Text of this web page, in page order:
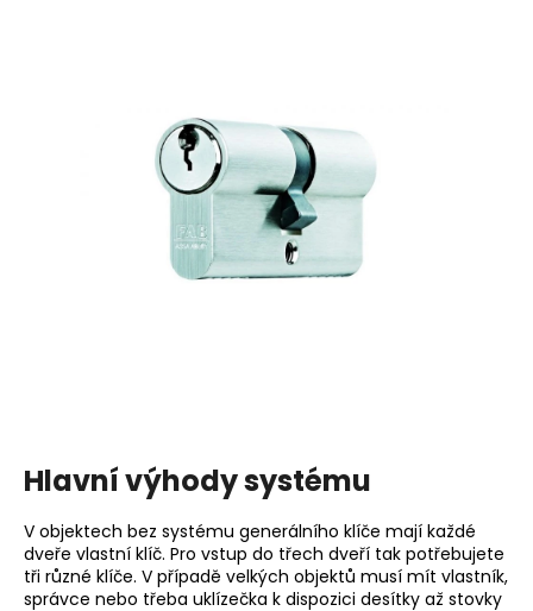
Hlavní výhody systému
V objektech bez systému generálního klíče mají každé
dveře vlastní klíč. Pro vstup do třech dveří tak potřebujete
tři různé klíče. V případě velkých objektů musí mít vlastník,
správce nebo třeba uklízečka k dispozici desítky až stovky